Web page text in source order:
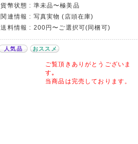
貨幣状態 : 準未品〜極美品
関連情報 : 写真実物 (店頭在庫)
送料情報 : 200円〜ご選択可(同梱可)
人気品 おススメ
ご覧頂きありがとうございま
す｡
当商品は完売しております。